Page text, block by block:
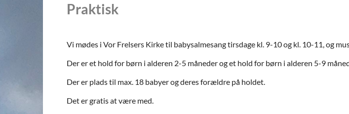
Praktisk
Vi mødes i Vor Frelsers Kirke til babysalmesang tirsdage kl. 9-10 og kl. 10-11, og
Der er et hold for børn i alderen 2-5 måneder og et hold for børn i alderen 5-9
Der er plads til max. 18 babyer og deres forældre på holdet.
Det er gratis at være med.